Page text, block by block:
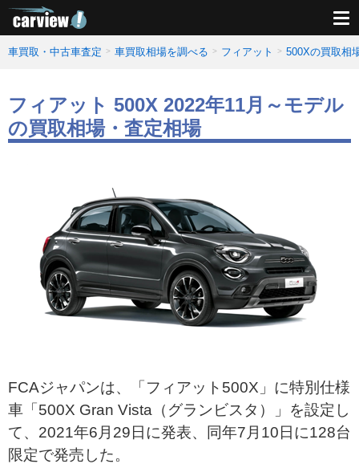
車買取・中古車査定 車買取相場を調べる フィアット 500Xの買取相
フィアット 500X 2022年11月～モデル
の買取相場・査定相場
FCAジャパンは、「フィアット500X」に特別仕様
車「500X Gran Vista（グランビスタ）」を設定し
て、2021年6月29日に発表、同年7月10日に128台
限定で発売した。